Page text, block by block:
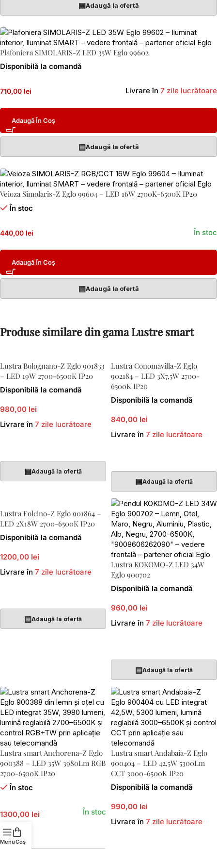
▤Adaugă la ofertă
Plafoniera SIMOLARIS-Z LED 35W Eglo 99602
Disponibilă la comandă
710,00 lei Livrare în 7 zile lucrătoare
Adaugă În Coș
▤Adaugă la ofertă
Veioza Simolaris-Z Eglo 99604 – LED 16W 2700K-6500K IP20
În stoc
440,00 lei În stoc
Adaugă În Coș
▤Adaugă la ofertă
Produse similare din gama Lustre smart
Lustra Bolognano-Z Eglo 901833
– LED 19W 2700-6500K IP20
Disponibilă la comandă
980,00 lei
Livrare în 7 zile lucrătoare
▤Adaugă la ofertă
Lustra Conomavilla-Z Eglo
902184 – LED 3X7,5W 2700-
6500K IP20
Disponibilă la comandă
840,00 lei
Livrare în 7 zile lucrătoare
▤Adaugă la ofertă
Lustra Folcino-Z Eglo 901864 –
LED 2X18W 2700-6500K IP20
Disponibilă la comandă
1200,00 lei
Livrare în 7 zile lucrătoare
▤Adaugă la ofertă
Lustra KOKOMO-Z LED 34W
Eglo 900702
Disponibilă la comandă
960,00 lei
Livrare în 7 zile lucrătoare
▤Adaugă la ofertă
Lustra smart Anchorena-Z Eglo
900388 – LED 35W 3980Lm RGB
2700-6500K IP20
În stoc
1300,00 lei În stoc
Adaugă În Coș
Lustra smart Andabaia-Z Eglo
900404 – LED 42,5W 5300Lm
CCT 3000-6500K IP20
Disponibilă la comandă
990,00 lei
Livrare în 7 zile lucrătoare
MenuCoș